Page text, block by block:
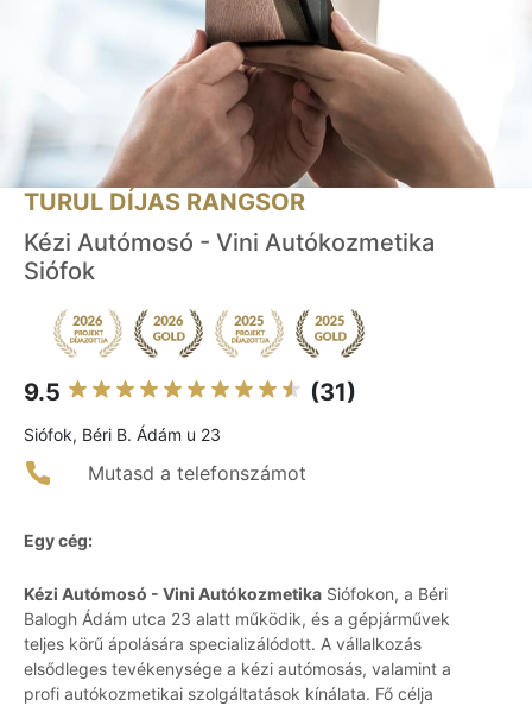
TURUL DÍJAS RANGSOR
Kézi Autómosó - Vini Autókozmetika
Siófok
9.5 (31)
Siófok, Béri B. Ádám u 23
Mutasd a telefonszámot
Egy cég:
Kézi Autómosó - Vini Autókozmetika Siófokon, a Béri
Balogh Ádám utca 23 alatt működik, és a gépjárművek
teljes körű ápolására specializálódott. A vállalkozás
elsődleges tevékenysége a kézi autómosás, valamint a
profi autókozmetikai szolgáltatások kínálata. Fő célja